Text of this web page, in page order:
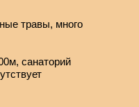
травы, много
санаторий